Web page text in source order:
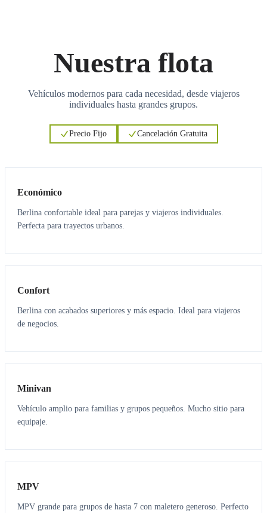
Nuestra flota
Vehículos modernos para cada necesidad, desde viajeros
individuales hasta grandes grupos.
Precio Fijo Cancelación Gratuita
Económico
Berlina confortable ideal para parejas y viajeros individuales.
Perfecta para trayectos urbanos.
3 3
Confort
Berlina con acabados superiores y más espacio. Ideal para viajeros
de negocios.
6 5
Minivan
Vehículo amplio para familias y grupos pequeños. Mucho sitio para
equipaje.
7 7
MPV
MPV grande para grupos de hasta 7 con maletero generoso. Perfecto